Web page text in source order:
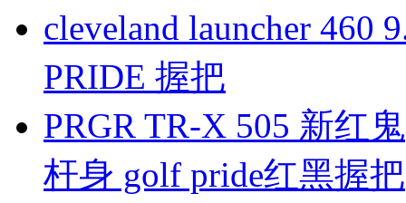
cleveland launcher
PRIDE 握把
PRGR TR-X 505 新红
杆身 golf pride红黑握